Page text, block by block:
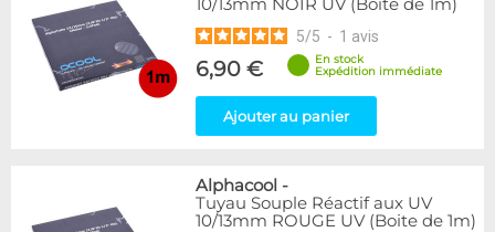
10/13mm NOIR UV (Boite de 1m)
5/5 - 1 avis
6,90 €
En stock
Expédition immédiate
Ajouter au panier
Alphacool -
Tuyau Souple Réactif aux UV
10/13mm ROUGE UV (Boite de 1m)